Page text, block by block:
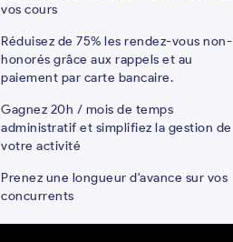
vos cours
Réduisez de 75% les rendez-vous non-
honorés grâce aux rappels et au
paiement par carte bancaire.
Gagnez 20h / mois de temps
administratif et simplifiez la gestion de
votre activité
Prenez une longueur d'avance sur vos
concurrents